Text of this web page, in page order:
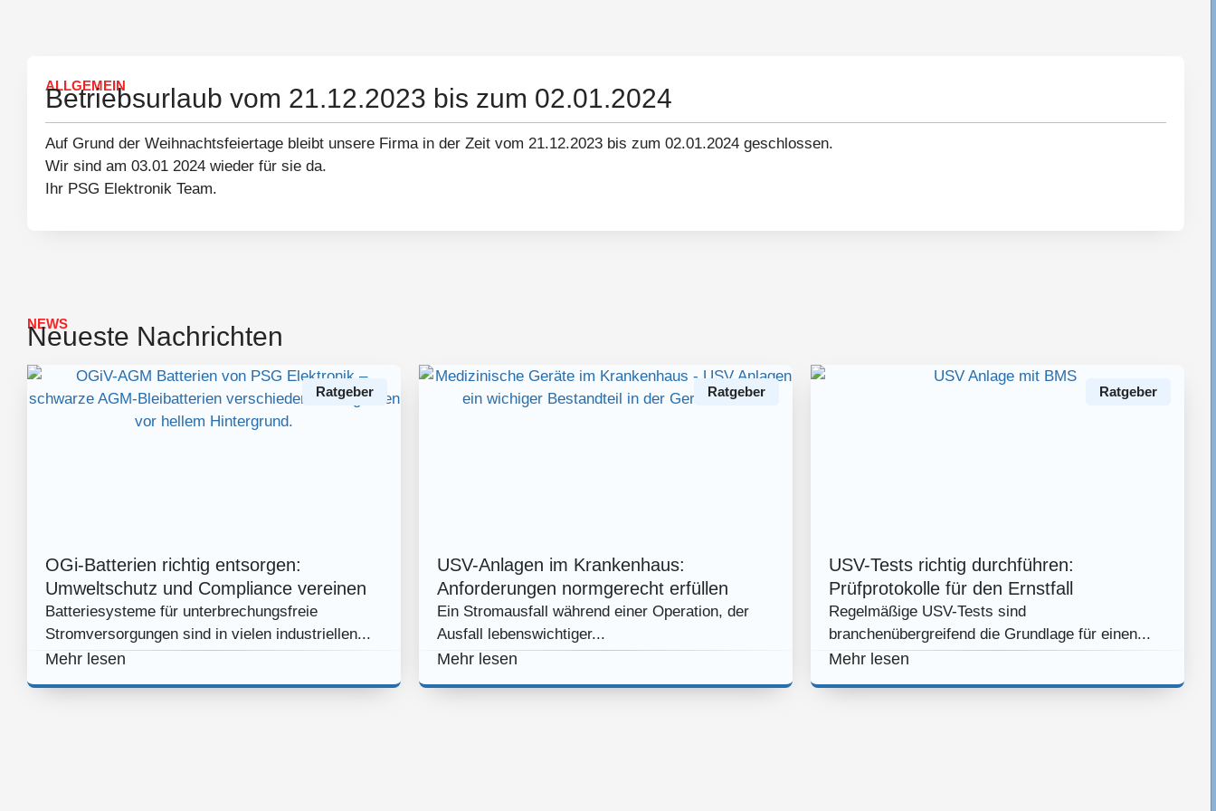
ALLGEMEIN
Betriebsurlaub vom 21.12.2023 bis zum 02.01.2024
Auf Grund der Weihnachtsfeiertage bleibt unsere Firma in der Zeit vom 21.12.2023 bis zum 02.01.2024 geschlossen.
Wir sind am 03.01 2024 wieder für sie da.
Ihr PSG Elektronik Team.
NEWS
Neueste Nachrichten
Ratgeber
OGi-Batterien richtig entsorgen:
Umweltschutz und Compliance vereinen
Batteriesysteme für unterbrechungsfreie
Stromversorgungen sind in vielen industriellen...
Mehr lesen
Ratgeber
USV-Anlagen im Krankenhaus:
Anforderungen normgerecht erfüllen
Ein Stromausfall während einer Operation, der
Ausfall lebenswichtiger...
Mehr lesen
Ratgeber
USV-Tests richtig durchführen:
Prüfprotokolle für den Ernstfall
Regelmäßige USV-Tests sind
branchenübergreifend die Grundlage für einen...
Mehr lesen